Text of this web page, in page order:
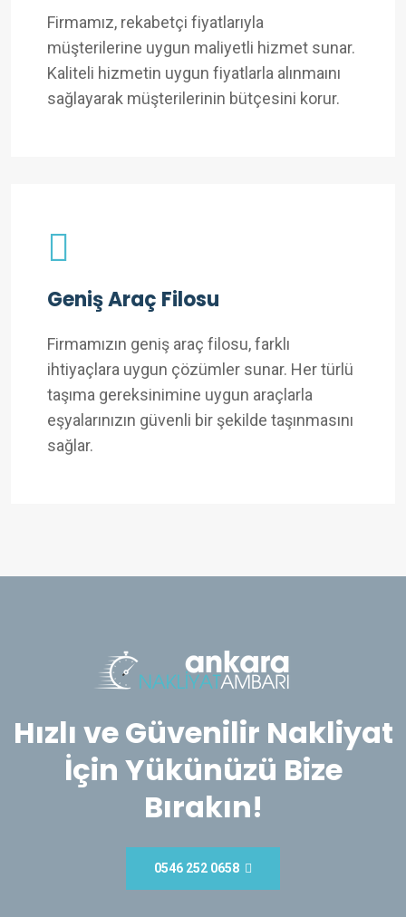
Firmamız, rekabetçi fiyatlarıyla
müşterilerine uygun maliyetli hizmet sunar.
Kaliteli hizmetin uygun fiyatlarla alınmaını
sağlayarak müşterilerinin bütçesini korur.
Geniş Araç Filosu
Firmamızın geniş araç filosu, farklı
ihtiyaçlara uygun çözümler sunar. Her türlü
taşıma gereksinimine uygun araçlarla
eşyalarınızın güvenli bir şekilde taşınmasını
sağlar.
Hızlı ve Güvenilir Nakliyat
İçin Yükünüzü Bize
Bırakın!
0546 252 0658